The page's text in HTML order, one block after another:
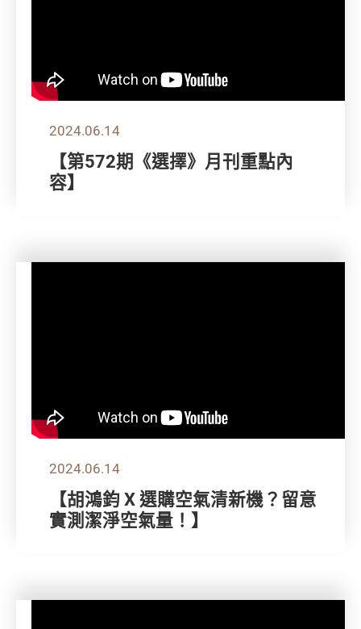
2024.06.14
【第572期《選擇》月刊重點內
容】
2024.06.14
【胡鴻鈞 X 選購空氣清新機？留意
實測潔淨空氣量！】